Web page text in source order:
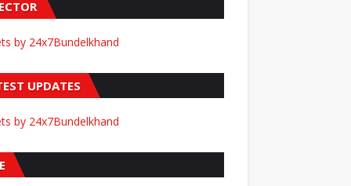
by 24x7Bundelkhand
UPDATES
by 24x7Bundelkhand